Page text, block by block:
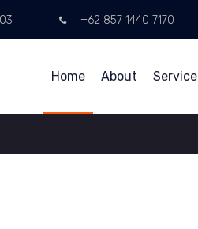
+62 857 1440 7170
Home About Service